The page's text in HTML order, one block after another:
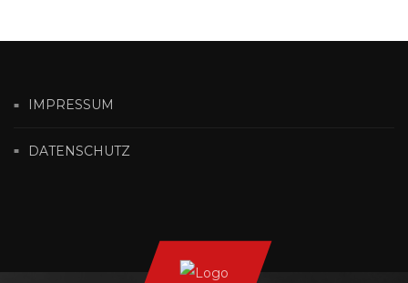
IMPRESSUM
DATENSCHUTZ